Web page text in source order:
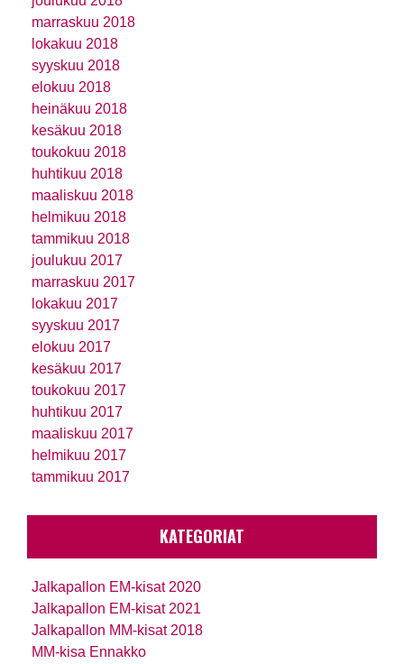
marraskuu 2018
lokakuu 2018
syyskuu 2018
elokuu 2018
heinäkuu 2018
kesäkuu 2018
toukokuu 2018
huhtikuu 2018
maaliskuu 2018
helmikuu 2018
tammikuu 2018
joulukuu 2017
marraskuu 2017
lokakuu 2017
syyskuu 2017
elokuu 2017
kesäkuu 2017
toukokuu 2017
huhtikuu 2017
maaliskuu 2017
helmikuu 2017
tammikuu 2017
KATEGORIAT
Jalkapallon EM-kisat 2020
Jalkapallon EM-kisat 2021
Jalkapallon MM-kisat 2018
MM-kisa Ennakko